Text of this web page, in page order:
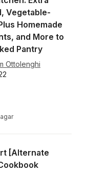
Vegetable-
Homemade
and More to
Pantry
Ottolenghi
[Alternate